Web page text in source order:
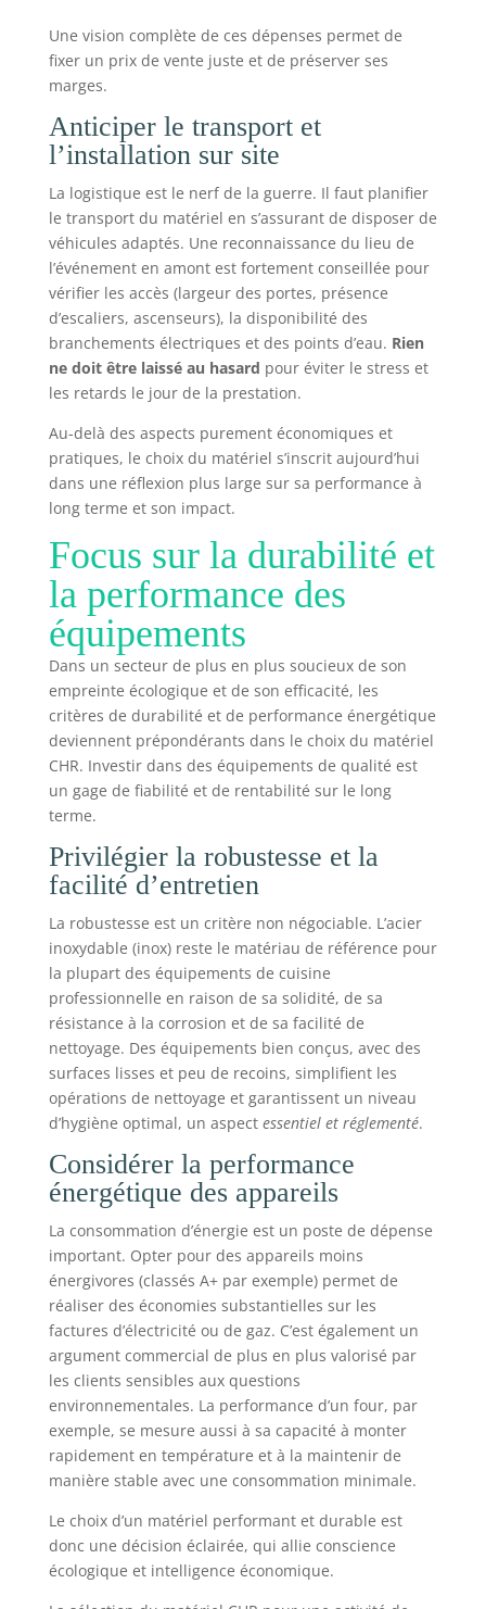
Une vision complète de ces dépenses permet de
fixer un prix de vente juste et de préserver ses
marges.
Anticiper le transport et
l’installation sur site
La logistique est le nerf de la guerre. Il faut planifier
le transport du matériel en s’assurant de disposer de
véhicules adaptés. Une reconnaissance du lieu de
l’événement en amont est fortement conseillée pour
vérifier les accès (largeur des portes, présence
d’escaliers, ascenseurs), la disponibilité des
branchements électriques et des points d’eau. Rien
ne doit être laissé au hasard pour éviter le stress et
les retards le jour de la prestation.
Au-delà des aspects purement économiques et
pratiques, le choix du matériel s’inscrit aujourd’hui
dans une réflexion plus large sur sa performance à
long terme et son impact.
Focus sur la durabilité et
la performance des
équipements
Dans un secteur de plus en plus soucieux de son
empreinte écologique et de son efficacité, les
critères de durabilité et de performance énergétique
deviennent prépondérants dans le choix du matériel
CHR. Investir dans des équipements de qualité est
un gage de fiabilité et de rentabilité sur le long
terme.
Privilégier la robustesse et la
facilité d’entretien
La robustesse est un critère non négociable. L’acier
inoxydable (inox) reste le matériau de référence pour
la plupart des équipements de cuisine
professionnelle en raison de sa solidité, de sa
résistance à la corrosion et de sa facilité de
nettoyage. Des équipements bien conçus, avec des
surfaces lisses et peu de recoins, simplifient les
opérations de nettoyage et garantissent un niveau
d’hygiène optimal, un aspect essentiel et réglementé.
Considérer la performance
énergétique des appareils
La consommation d’énergie est un poste de dépense
important. Opter pour des appareils moins
énergivores (classés A+ par exemple) permet de
réaliser des économies substantielles sur les
factures d’électricité ou de gaz. C’est également un
argument commercial de plus en plus valorisé par
les clients sensibles aux questions
environnementales. La performance d’un four, par
exemple, se mesure aussi à sa capacité à monter
rapidement en température et à la maintenir de
manière stable avec une consommation minimale.
Le choix d’un matériel performant et durable est
donc une décision éclairée, qui allie conscience
écologique et intelligence économique.